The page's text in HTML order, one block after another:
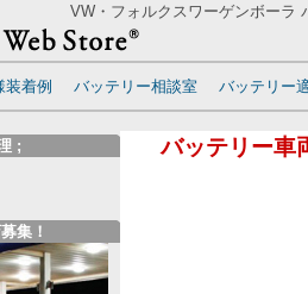
VW・フォルクスワーゲンボーラ
装着例 バッテリー相談室 バッテリー
バッテリー車
;
集！